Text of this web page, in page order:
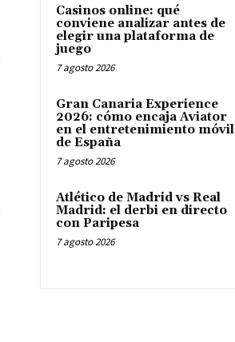
Casinos online: qué
conviene analizar antes de
elegir una plataforma de
juego
7 agosto 2026
Gran Canaria Experience
2026: cómo encaja Aviator
en el entretenimiento móvil
de España
7 agosto 2026
Atlético de Madrid vs Real
Madrid: el derbi en directo
con Paripesa
7 agosto 2026